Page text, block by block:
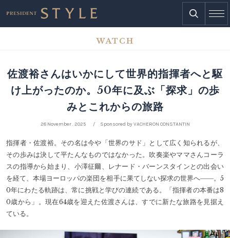
WATCH
佐渡裕さんはいかにして世界的指揮者へと駆
け上がったのか。50年に及ぶ「探求」の歩
みとこれからの旅路
28 November . 2025 Sponsored by VACHERON CONSTANTIN
指揮者・佐渡裕。その名は今や「世界のサド」として広く知られるが、
その歩みは決して平たんなものではなかった。吹奏楽やママさんコーラ
スの指導から始まり、小澤征爾、レナード・バーンスタインとの出会い
を経て、本場ヨーロッパの楽団を相手に果てしない探求の世界へ――。5
0年にわたる軌跡は、常に挑戦と学びの連続である。「指揮者の本番は8
0歳から」。現在64歳を迎えた佐渡さんは、すでに新たな旅路を見据え
ている。